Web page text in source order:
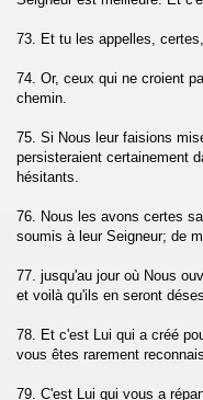
73. Et tu les appelles,
74. Or, ceux qui ne croient
chemin.
75. Si Nous leur faisions
persisteraient certainement
hésitants.
76. Nous les avons certes
soumis à leur Seigneur; de
77. jusqu'au jour où Nous
et voilà qu'ils en seront
78. Et c'est Lui qui a créé
vous êtes rarement
79. C'est Lui qui vous a
Duha)